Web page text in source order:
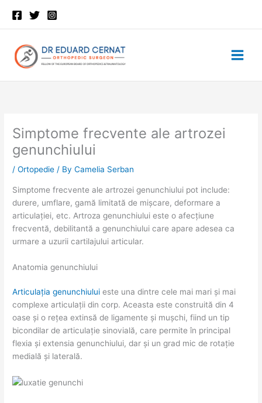
content
Simptome frecvente ale artrozei
genunchiului
/Ortopedie / ByCamelia Serban
Simptome frecvente ale artrozei genunchiului pot include:
durere, umflare, gamă limitată de mișcare, deformare a
articulației, etc. Artroza genunchiului este o afecțiune
frecventă, debilitantă a genunchiului care apare adesea ca
urmare a uzurii cartilajului articular.
Anatomia genunchiului
Articulația genunchiului este una dintre cele mai mari și mai
complexe articulații din corp. Aceasta este construită din 4
oase și o rețea extinsă de ligamente și mușchi, fiind un tip
bicondilar de articulație sinovială, care permite în principal
flexia și extensia genunchiului, dar și un grad mic de rotație
medială și laterală.